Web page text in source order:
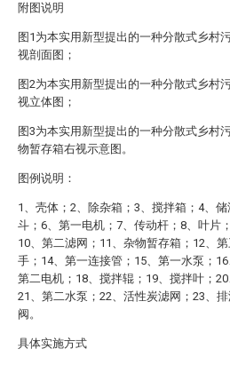
附图说明
图1为本实用新型提出的一种分散式乡村
视剖面图；
图2为本实用新型提出的一种分散式乡村
视立体图；
图3为本实用新型提出的一种分散式乡村
物暂存箱右视示意图。
图例说明：
1、壳体；2、除杂箱；3、搅拌箱；4、
斗；6、第一电机；7、传动杆；8、叶片
10、第二滤网；11、杂物暂存箱；12、
手；14、第一连接管；15、第一水泵；16
第二电机；18、搅拌辊；19、搅拌叶；20
21、第二水泵；22、活性炭滤网；23、
阀。
具体实施方式